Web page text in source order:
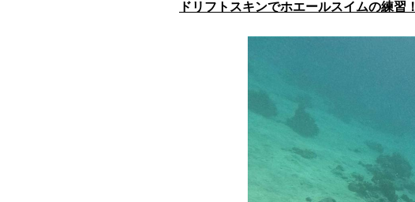
ドリフトスキンでホエールスイムの練習！